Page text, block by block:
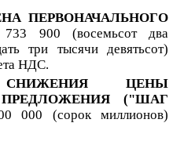
ПЕРВОНАЧАЛЬНОГО
900 (восемьсот два
три тысячи девятьсот)
НДС.
ЦЕНЫ
ПРЕДЛОЖЕНИЯ ("ШАГ
000 (сорок миллионов)